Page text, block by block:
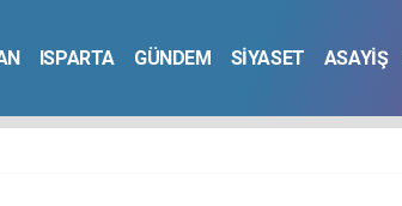
ISPARTA GÜNDEM SİYASET ASAYİŞ